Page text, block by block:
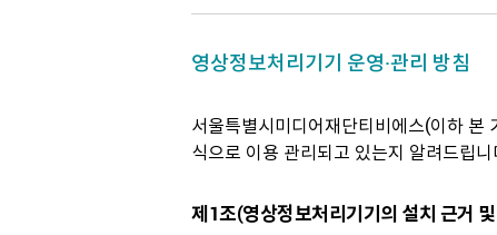
영상정보처리기기 운영·관리 방침
서울특별시미디어재단티비에스(이하 본
식으로 이용 관리되고 있는지 알려드립니
제1조(영상정보처리기기의 설치 근거